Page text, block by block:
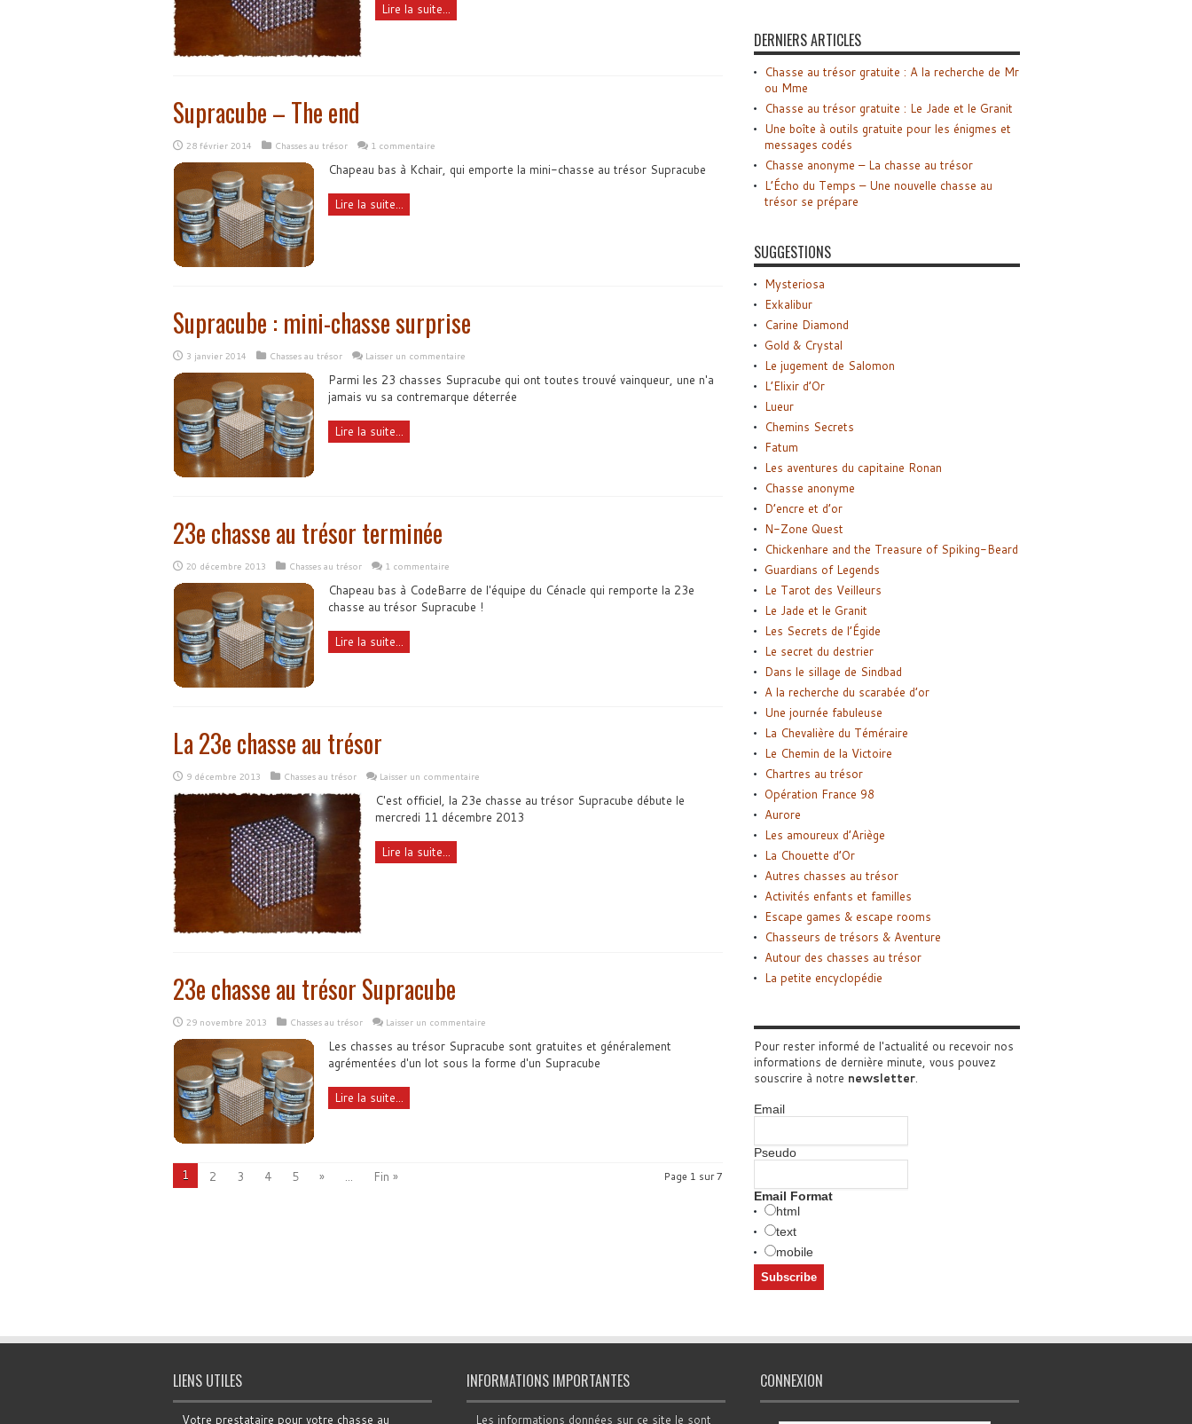
Lire la suite...
Supracube – The end
28 février 2014 Chasses au trésor 1 commentaire
Chapeau bas à Kchair, qui emporte la mini-chasse au trésor Supracube
Lire la suite...
Supracube : mini-chasse surprise
3 janvier 2014 Chasses au trésor Laisser un commentaire
Parmi les 23 chasses Supracube qui ont toutes trouvé vainqueur, une n'a
jamais vu sa contremarque déterrée
Lire la suite...
23e chasse au trésor terminée
20 décembre 2013 Chasses au trésor 1 commentaire
Chapeau bas à CodeBarre de l'équipe du Cénacle qui remporte la 23e
chasse au trésor Supracube !
Lire la suite...
La 23e chasse au trésor
9 décembre 2013 Chasses au trésor Laisser un commentaire
C'est officiel, la 23e chasse au trésor Supracube débute le
mercredi 11 décembre 2013
Lire la suite...
23e chasse au trésor Supracube
29 novembre 2013 Chasses au trésor Laisser un commentaire
Les chasses au trésor Supracube sont gratuites et généralement
agrémentées d'un lot sous la forme d'un Supracube
Lire la suite...
Page 1 sur 7
1 2 3 4 5 » Fin »
DERNIERS ARTICLES
Chasse au trésor gratuite : A la recherche de Mr
ou Mme
Chasse au trésor gratuite : Le Jade et le Granit
Une boîte à outils gratuite pour les énigmes et
messages codés
Chasse anonyme – La chasse au trésor
L’Écho du Temps – Une nouvelle chasse au
trésor se prépare
SUGGESTIONS
Mysteriosa
Exkalibur
Carine Diamond
Gold & Crystal
Le jugement de Salomon
L’Elixir d’Or
Lueur
Chemins Secrets
Fatum
Les aventures du capitaine Ronan
Chasse anonyme
D’encre et d’or
N-Zone Quest
Chickenhare and the Treasure of Spiking-Beard
Guardians of Legends
Le Tarot des Veilleurs
Le Jade et le Granit
Les Secrets de l’Égide
Le secret du destrier
Dans le sillage de Sindbad
A la recherche du scarabée d’or
Une journée fabuleuse
La Chevalière du Téméraire
Le Chemin de la Victoire
Chartres au trésor
Opération France 98
Aurore
Les amoureux d’Ariège
La Chouette d’Or
Autres chasses au trésor
Activités enfants et familles
Escape games & escape rooms
Chasseurs de trésors & Aventure
Autour des chasses au trésor
La petite encyclopédie
Pour rester informé de l'actualité ou recevoir nos
informations de dernière minute, vous pouvez
souscrire à notre newsletter.
Email
Pseudo
Email Format
html
text
mobile
LIENS UTILES
Votre prestataire pour votre chasse au
INFORMATIONS IMPORTANTES
Les informations données sur ce site le sont
CONNEXION